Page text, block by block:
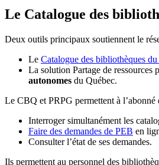
Le Catalogue des
Deux outils principaux soutiennent le
Le Catalogue des bibliothèques
La solution Partage de
autonomes du Québec.
Le CBQ et PRPG permettent à l’abonné
Interroger simultanément les
Faire des demandes de PEB en
Consulter l’état de ses demandes.
Ils permettent au personnel des